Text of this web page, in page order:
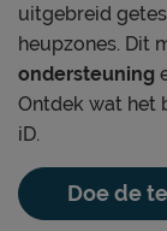
uitgebreid
heupzones. Dit
ondersteuning
Ontdek wat het
iD.
Doe de